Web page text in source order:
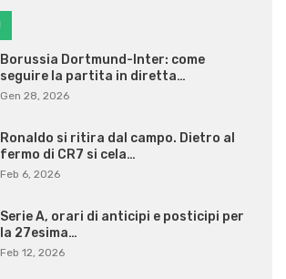
Borussia Dortmund-Inter: come
seguire la partita in diretta…
Gen 28, 2026
Ronaldo si ritira dal campo. Dietro al
fermo di CR7 si cela…
Feb 6, 2026
Serie A, orari di anticipi e posticipi per
la 27esima…
Feb 12, 2026